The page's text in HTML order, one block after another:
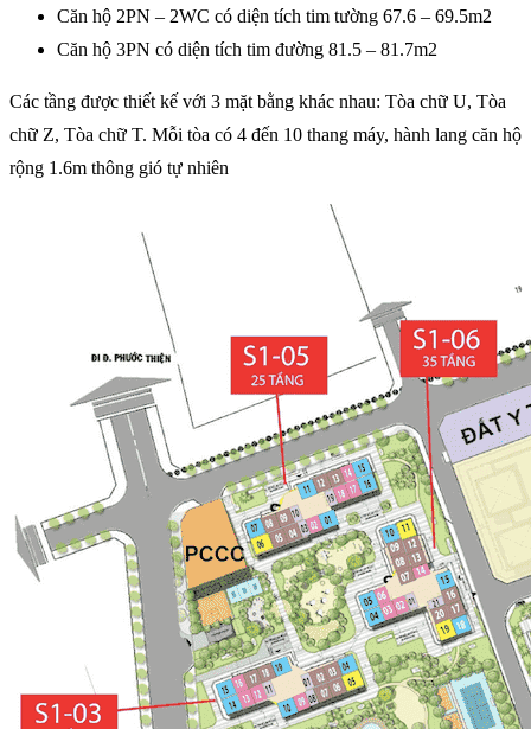
Căn hộ 2PN – 2WC có diện tích tim tường 67.6 – 69.5m2
Căn hộ 3PN có diện tích tim đường 81.5 – 81.7m2
Các tầng được thiết kế với 3 mặt bằng khác nhau: Tòa chữ U, Tòa
chữ Z, Tòa chữ T. Mỗi tòa có 4 đến 10 thang máy, hành lang căn hộ
rộng 1.6m thông gió tự nhiên